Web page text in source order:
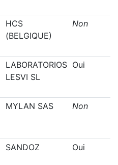
HCS
(BELGIQUE)
Non
LABORATORIOS
LESVI SL
Oui
MYLAN SAS Non
SANDOZ Oui